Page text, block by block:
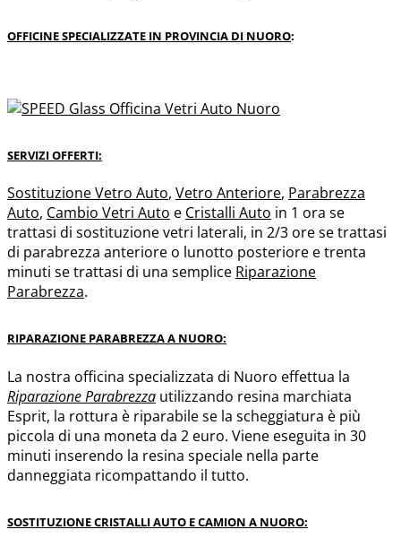
OFFICINE SPECIALIZZATE IN PROVINCIA DI NUORO:
SERVIZI OFFERTI:
Sostituzione Vetro Auto, Vetro Anteriore, Parabrezza
Auto, Cambio Vetri Auto e Cristalli Auto in 1 ora se
trattasi di sostituzione vetri laterali, in 2/3 ore se trattasi
di parabrezza anteriore o lunotto posteriore e trenta
minuti se trattasi di una semplice Riparazione
Parabrezza.
RIPARAZIONE PARABREZZA A NUORO:
La nostra officina specializzata di Nuoro effettua la
RiparazioneParabrezza utilizzando resina marchiata
Esprit, la rottura è riparabile se la scheggiatura è più
piccola di una moneta da 2 euro. Viene eseguita in 30
minuti inserendo la resina speciale nella parte
danneggiata ricompattando il tutto.
SOSTITUZIONE CRISTALLI AUTO E CAMION A NUORO: